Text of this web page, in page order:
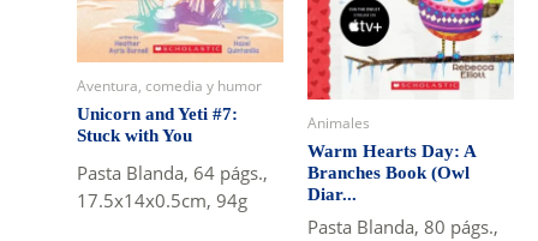
Aventura, comedia y humor
Unicorn and Yeti #7:
Stuck with You
Pasta Blanda, 64 págs.,
17.5x14x0.5cm, 94g
Animales
Warm Hearts Day: A
Branches Book (Owl
Diar...
Pasta Blanda, 80 págs.,